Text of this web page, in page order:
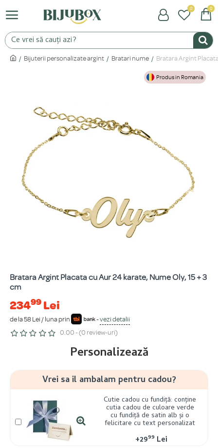
0 0
Bijuterii personalizate argint Bratari nume Bratara Argint
Produs in Romania
Bratara Argint Placata cu Aur 24 karate, Nume Oly, 15 + 3
cm
23499 Lei
de la 58 Lei / luna prin -vezi detalii
0.00 - (0 review-uri)
Personalizează
Vrei sa il ambalam pentru cadou?
Cutie cadou cu fundiță: conține
cutia cadou de culoare verde
cu fundiță de satin alb și o
felicitare cu text personalizat
+2999 Lei